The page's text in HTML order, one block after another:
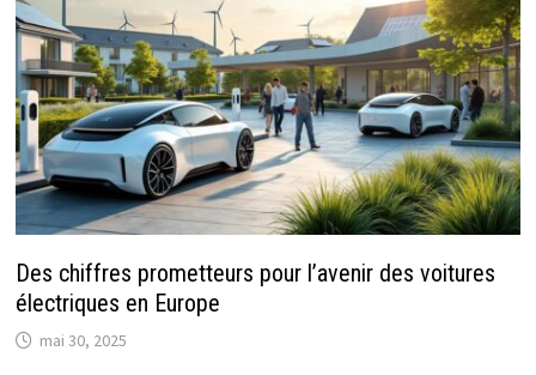
Des chiffres prometteurs pour l’avenir des voitures
électriques en Europe
mai 30, 2025